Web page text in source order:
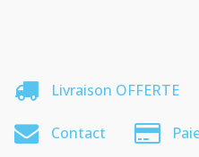
Livraison OFFERTE
Contact